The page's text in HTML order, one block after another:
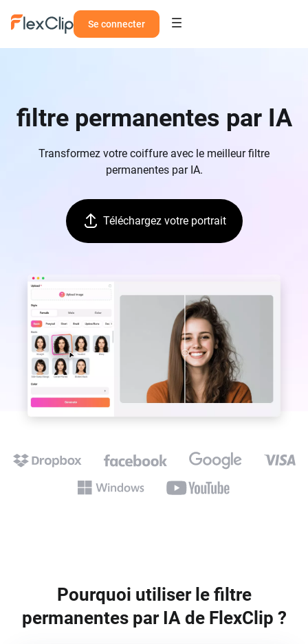
Se connecter
filtre permanentes par IA
Transformez votre coiffure avec le meilleur filtre
permanentes par IA.
Téléchargez votre portrait
Pourquoi utiliser le filtre
permanentes par IA de FlexClip ?